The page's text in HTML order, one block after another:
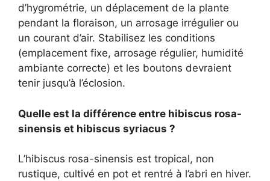
d’hygrométrie, un déplacement de la plante
pendant la floraison, un arrosage irrégulier ou
un courant d’air. Stabilisez les conditions
(emplacement fixe, arrosage régulier, humidité
ambiante correcte) et les boutons devraient
tenir jusqu’à l’éclosion.
Quelle est la différence entre hibiscus rosa-
sinensis et hibiscus syriacus ?
L’hibiscus rosa-sinensis est tropical, non
rustique, cultivé en pot et rentré à l’abri en hiver.